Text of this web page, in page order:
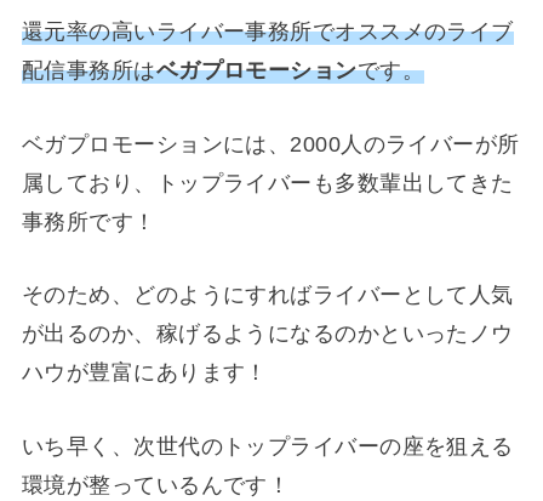
還元率の高いライバー事務所でオススメのライブ
配信事務所はベガプロモーションです。
ベガプロモーションには、2000人のライバーが所
属しており、トップライバーも多数輩出してきた
事務所です！
そのため、どのようにすればライバーとして人気
が出るのか、稼げるようになるのかといったノウ
ハウが豊富にあります！
いち早く、次世代のトップライバーの座を狙える
環境が整っているんです！